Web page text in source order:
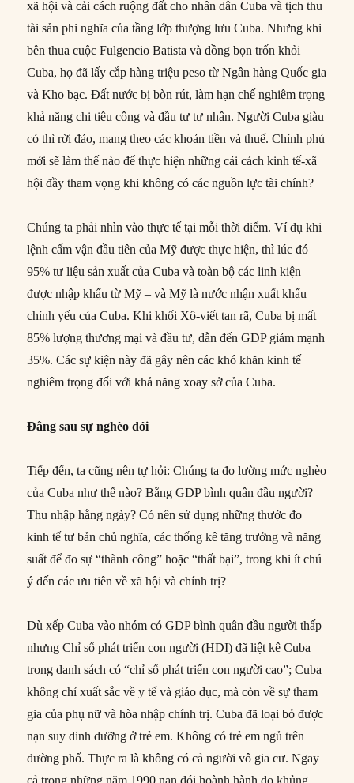
xã hội và cải cách ruộng đất cho nhân dân Cuba và tịch thu
tài sản phi nghĩa của tầng lớp thượng lưu Cuba. Nhưng khi
bên thua cuộc Fulgencio Batista và đồng bọn trốn khỏi
Cuba, họ đã lấy cắp hàng triệu peso từ Ngân hàng Quốc gia
và Kho bạc. Đất nước bị bòn rút, làm hạn chế nghiêm trọng
khả năng chi tiêu công và đầu tư tư nhân. Người Cuba giàu
có thì rời đảo, mang theo các khoản tiền và thuế. Chính phủ
mới sẽ làm thế nào để thực hiện những cải cách kinh tế-xã
hội đầy tham vọng khi không có các nguồn lực tài chính?
Chúng ta phải nhìn vào thực tế tại mỗi thời điểm. Ví dụ khi
lệnh cấm vận đầu tiên của Mỹ được thực hiện, thì lúc đó
95% tư liệu sản xuất của Cuba và toàn bộ các linh kiện
được nhập khẩu từ Mỹ – và Mỹ là nước nhận xuất khẩu
chính yếu của Cuba. Khi khối Xô-viết tan rã, Cuba bị mất
85% lượng thương mại và đầu tư, dẫn đến GDP giảm mạnh
35%. Các sự kiện này đã gây nên các khó khăn kinh tế
nghiêm trọng đối với khả năng xoay sở của Cuba.
Đằng sau sự nghèo đói
Tiếp đến, ta cũng nên tự hỏi: Chúng ta đo lường mức nghèo
của Cuba như thế nào? Bằng GDP bình quân đầu người?
Thu nhập hằng ngày? Có nên sử dụng những thước đo
kinh tế tư bản chủ nghĩa, các thống kê tăng trưởng và năng
suất để đo sự “thành công” hoặc “thất bại”, trong khi ít chú
ý đến các ưu tiên về xã hội và chính trị?
Dù xếp Cuba vào nhóm có GDP bình quân đầu người thấp
nhưng Chỉ số phát triển con người (HDI) đã liệt kê Cuba
trong danh sách có “chỉ số phát triển con người cao”; Cuba
không chỉ xuất sắc về y tế và giáo dục, mà còn về sự tham
gia của phụ nữ và hòa nhập chính trị. Cuba đã loại bỏ được
nạn suy dinh dưỡng ở trẻ em. Không có trẻ em ngủ trên
đường phố. Thực ra là không có cả người vô gia cư. Ngay
cả trong những năm 1990 nạn đói hoành hành do khủng